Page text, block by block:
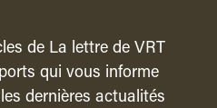
de La lettre de VRT
qui vous informe
dernières actualités